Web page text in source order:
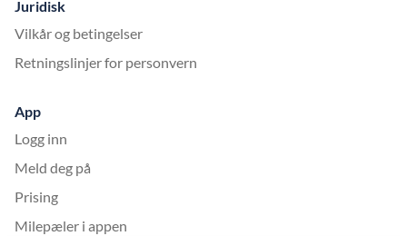
Juridisk
Vilkår og betingelser
Retningslinjer for personvern
App
Logg inn
Meld deg på
Prising
Milepæler i appen